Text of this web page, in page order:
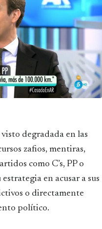
degradada en las
zafios, mentiras,
como C’s, PP o
en acusar a sus
o directamente
político.